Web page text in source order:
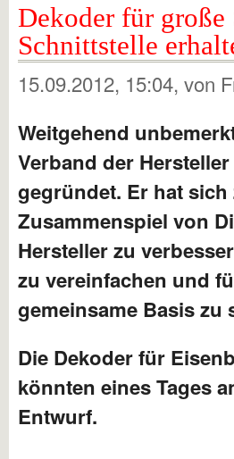
Dekoder für
Schnittstelle
15.09.2012, 15:04, von
Weitgehend
Verband der
gegründet. Er hat
Zusammenspiel von
Hersteller zu
zu vereinfachen und
gemeinsame Basis zu
Die Dekoder für
könnten eines Tages
Entwurf.